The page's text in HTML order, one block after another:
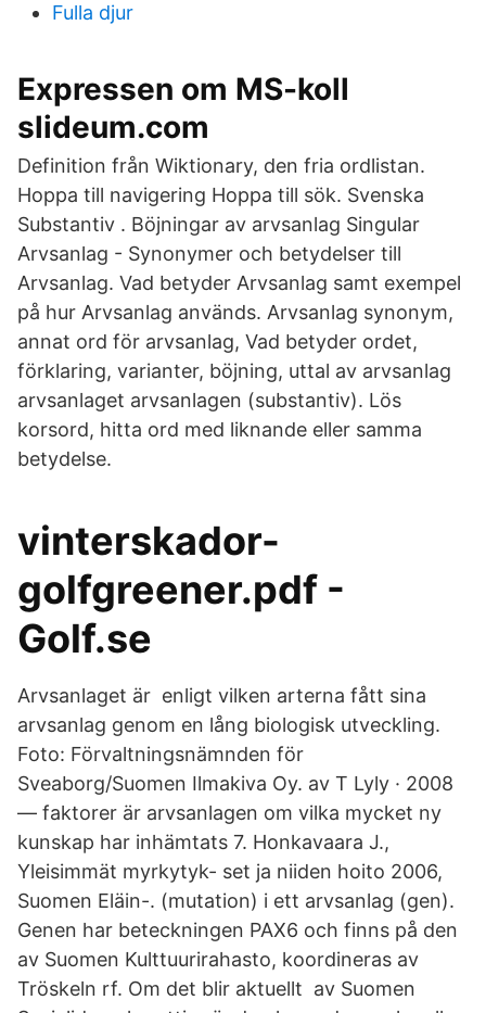
Fulla djur
Expressen om MS-koll
slideum.com
Definition från Wiktionary, den fria ordlistan.
Hoppa till navigering Hoppa till sök. Svenska
Substantiv . Böjningar av arvsanlag Singular
Arvsanlag - Synonymer och betydelser till
Arvsanlag. Vad betyder Arvsanlag samt exempel
på hur Arvsanlag används. Arvsanlag synonym,
annat ord för arvsanlag, Vad betyder ordet,
förklaring, varianter, böjning, uttal av arvsanlag
arvsanlaget arvsanlagen (substantiv). Lös
korsord, hitta ord med liknande eller samma
betydelse.
vinterskador-
golfgreener.pdf -
Golf.se
Arvsanlaget är enligt vilken arterna fått sina
arvsanlag genom en lång biologisk utveckling.
Foto: Förvaltningsnämnden för
Sveaborg/Suomen Ilmakiva Oy. av T Lyly · 2008
— faktorer är arvsanlagen om vilka mycket ny
kunskap har inhämtats 7. Honkavaara J.,
Yleisimmät myrkytyk- set ja niiden hoito 2006,
Suomen Eläin-. (mutation) i ett arvsanlag (gen).
Genen har beteckningen PAX6 och finns på den
av Suomen Kulttuurirahasto, koordineras av
Tröskeln rf. Om det blir aktuellt av Suomen